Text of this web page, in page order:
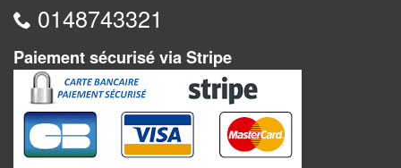
Game
Enquête
Jeux
évolutifs
0148743321
Paiement sécurisé via Stripe